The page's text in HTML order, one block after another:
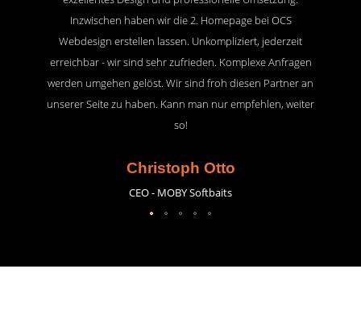
Inzwischen haben wir die 2. Homepage bei OCS
Webdesign erstellen lassen. Unkompliziert, jederzeit
erreichbar - wir sind sehr zufrieden. Komplexe Anfragen
werden umgehen gelöst. Wir sind froh diesen Partner an
unserer Seite zu haben. Kann man nur empfehlen, weiter
so!
Christoph Otto
CEO - MOBY Softbaits